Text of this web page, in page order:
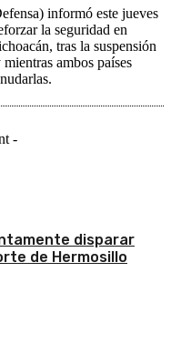
informó este jueves
la seguridad en
tras la suspensión
ambos países
-
disparar
de Hermosillo